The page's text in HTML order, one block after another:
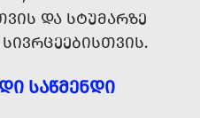
ᲓᲐ ᲡᲢᲣᲛᲐᲠᲖᲔ
ᲡᲐᲬᲛᲔᲜᲓᲘ